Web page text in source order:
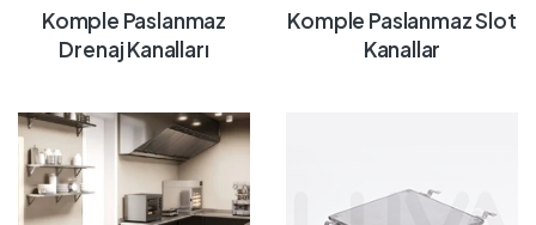
Komple Paslanmaz
Drenaj Kanalları
Komple Paslanmaz Slot
Kanallar